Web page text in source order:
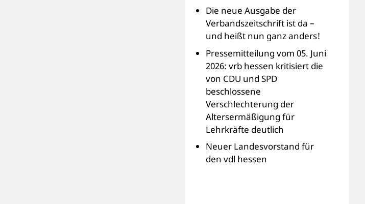
Die neue Ausgabe der
Verbandszeitschrift ist da –
und heißt nun ganz anders!
Pressemitteilung vom 05. Juni
2026: vrb hessen kritisiert die
von CDU und SPD
beschlossene
Verschlechterung der
Altersermäßigung für
Lehrkräfte deutlich
Neuer Landesvorstand für
den vdl hessen